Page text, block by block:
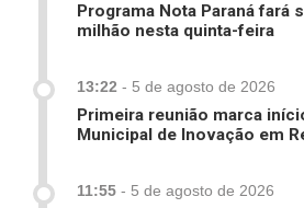
Programa Nota Paraná fará
milhão nesta quinta-feira
13:22 - 5 de agosto de 2026
Primeira reunião marca
Municipal de Inovação em
11:55 - 5 de agosto de 2026